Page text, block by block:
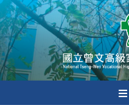
跳
轉
至
主
要
內